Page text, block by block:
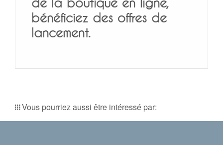
bénéficiez des offres de
lancement.
Vous pourriez aussi être intéressé par: